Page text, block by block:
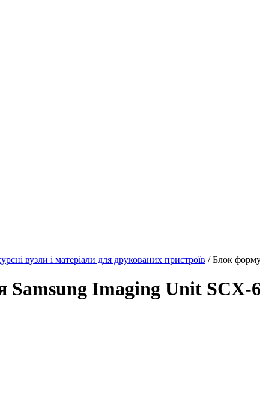
вузли і матеріали для друкованих пристроїв / Блок
Imaging Unit SCX-